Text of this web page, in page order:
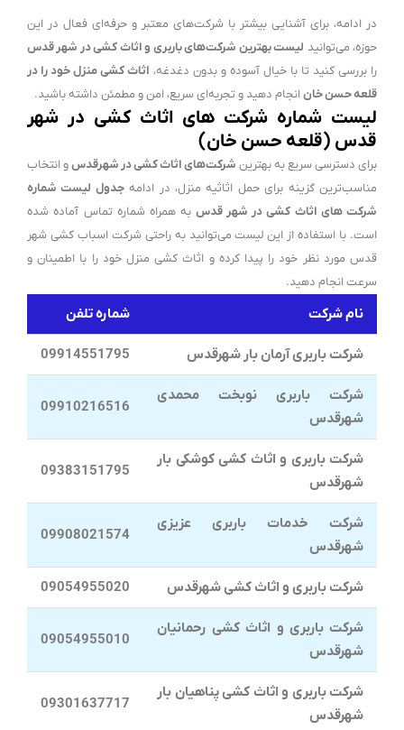
در ادامه، برای آشنایی بیشتر با شرکت‌های معتبر و حرفه‌ای فعال در این
حوزه، می‌توانید لیست بهترین شرکت‌های باربری و اثاث کشی در شهر قدس
را بررسی کنید تا با خیال آسوده و بدون دغدغه، اثاث کشی منزل خود را در
قلعه حسن خانانجام دهید و تجربه‌ای سریع، امن و مطمئن داشته باشید.
لیست شماره شرکت های اثاث کشی در شهر
قدس (قلعه حسن خان)
برای دسترسی سریع به بهترین شرکت‌های اثاث کشی در شهرقدسو انتخاب
مناسب‌ترین گزینه برای حمل اثاثیه منزل، در ادامهجدول لیست شماره
شرکت های اثاث کشی در شهر قدس به همراه شماره تماس آماده شده
است. با استفاده از این لیست می‌توانید به راحتی شرکت اسباب کشی شهر
قدس مورد نظر خود را پیدا کرده و اثاث کشی منزل خود را با اطمینان و
سرعت انجام دهید.
نام شرکت شماره تلفن
شرکت باربری آرمان بار شهرقدس 09914551795
شرکت باربری نوبخت محمدی
شهرقدس
09910216516
شرکت باربری و اثاث کشی کوشکی بار
شهرقدس
09383151795
شرکت خدمات باربری عزیزی
شهرقدس
09908021574
شرکت باربری و اثاث کشی شهرقدس 09054955020
شرکت باربری و اثاث کشی رحمانیان
شهرقدس
09054955010
شرکت باربری و اثاث کشی پناهیان بار
شهرقدس
09301637717